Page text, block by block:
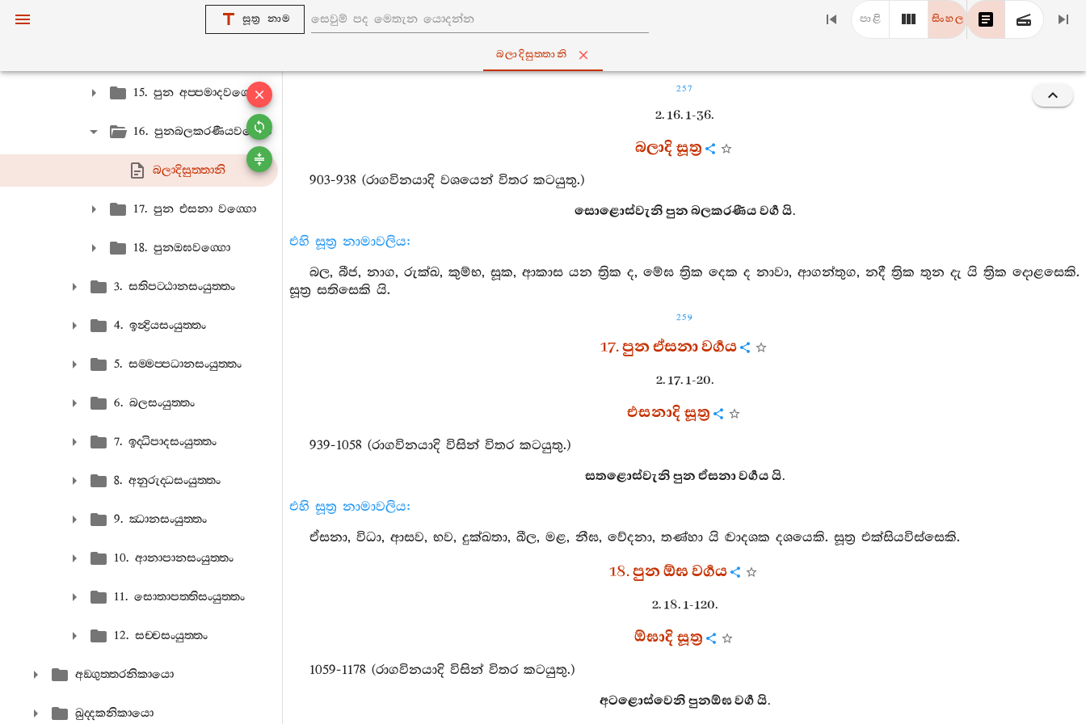
සූත්‍ර නාම පාළි සිංහල
බලාදිසුත‍්තානි
15. පුන අප‍්පමාදවග‍්ගො
16. පුනබලකරණීයවග‍්ගො
බලාදිසුත‍්තානි
17. පුන එසනා වග‍්ගො
18. පුනඔඝවග‍්ගො
3. සතිපට‍්ඨානසංයුත‍්තං
4. ඉන්‍ද්‍රියසංයුත‍්තං
5. සම‍්මප‍්පධානසංයුත‍්තං
6. බලසංයුත‍්තං
7. ඉද‍්ධිපාදසංයුත‍්තං
8. අනුරුද‍්ධසංයුත‍්තං
9. ඣානසංයුත‍්තං
10. ආනාපානසංයුත‍්තං
11. සොතාපත‍්තිසංයුත‍්තං
12. සච‍්චසංයුත‍්තං
අඞ‍්ගුත‍්තරනිකායො
ඛුද‍්දකනිකායො
257
2. 16. 1-36.
බලාදි සූත්‍ර
903-938 (රාගවිනයාදි වශයෙන් විතර කටයුතු.)
සොළොස්වැනි පුන බලකරණීය වර්‍ග යි.
එහි සූත්‍ර නාමාවලිය:
බල, බීජ, නාග, රුක්ඛ, කුම්භ, සූක, ආකාස යන ත්‍රික ද, මේඝ ත්‍රික දෙක ද නාවා, ආගන්තුග, නදී ත්‍රික තුන දැ යි ත්‍රික දොළසෙකි.
සූත්‍ර සතිසෙකි යි.
259
17. පුන ඒසනා වර්‍ගය
2. 17. 1-20.
එසනාදි සූත්‍ර
939-1058 (රාගවිනයාදි විසින් විතර කටයුතු.)
සතළොස්වැනි පුන ඒසනා වර්‍ගය යි.
එහි සූත්‍ර නාමාවලිය:
ඒසනා, විධා, ආසව, භව, දුක්ඛතා, ඛීල, මළ, නීඝ, වේදනා, තණ්හා යි ද්‍වාදශක දශයෙකි. සූත්‍ර එක්සියවිස්සෙකි.
18. පුන ඕඝ වර්‍ගය
2. 18. 1-120.
ඕඝාදි සූත්‍ර
1059-1178 (රාගවිනයාදි විසින් විතර කටයුතු.)
අටළොස්වෙනි පුනඕඝ වර්‍ග යි.